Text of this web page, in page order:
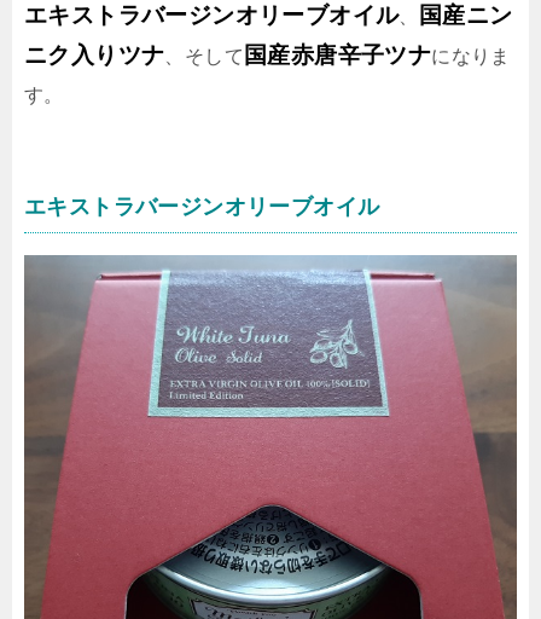
エキストラバージンオリーブオイル、
国産ニン
ニク入りツナ 、そして 国産赤唐辛子ツナになりま
す。
エキストラバージンオリーブオイル